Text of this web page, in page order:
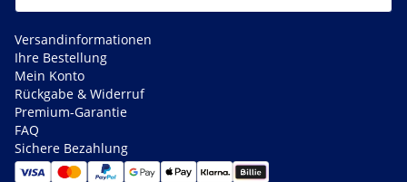
Versandinformationen
Ihre Bestellung
Mein Konto
Rückgabe & Widerruf
Premium-Garantie
FAQ
Sichere Bezahlung